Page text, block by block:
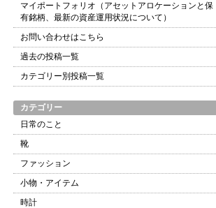
マイポートフォリオ（アセットアロケーションと保
有銘柄、最新の資産運用状況について）
お問い合わせはこちら
過去の投稿一覧
カテゴリー別投稿一覧
カテゴリー
日常のこと
靴
ファッション
小物・アイテム
時計